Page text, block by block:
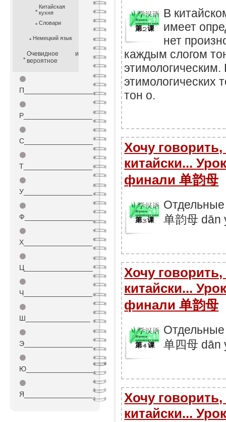
Китайская
кухня
Словари
Немецкий язык
Очевидное и
вероятное
⚫
П_________________
⚫
Р_________________
⚫
С_________________
⚫
Т_________________
⚫
У_________________
⚫
Ф_________________
⚫
Х_________________
⚫
Ц_________________
⚫
Ч_________________
⚫
Ш________________
⚫
Э_________________
⚫
Ю_________________
⚫
Я_________________
В
имеет
нет
каждым слогом
этимологическим.
этимологических
тон ο.
Хочу
китайски...
финали 单韵母
Отдельные
单韵母 dān
Хочу
китайски...
финали 单韵母
Отдельные
单四母 dān
Хочу
китайски...